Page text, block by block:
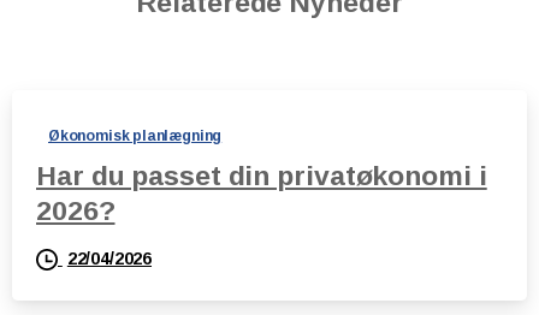
Økonomisk planlægning
Har du passet din privatøkonomi i
2026?
22/04/2026